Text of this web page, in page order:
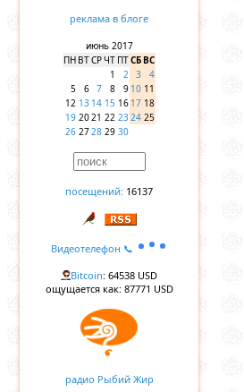
реклама в блоге
июнь 2017
ПН ВТСРЧТ ПТСБВС
1
2 3
4
5
6 7 8 9 10 11
12 13 14 15 16 17 18
19 2021 22 2324 25
26 2728 29 30
посещений: 16137
Видеотелефон 📞
Bitcoin: 64538 USD
ощущается как: 87771 USD
радио Рыбий Жир